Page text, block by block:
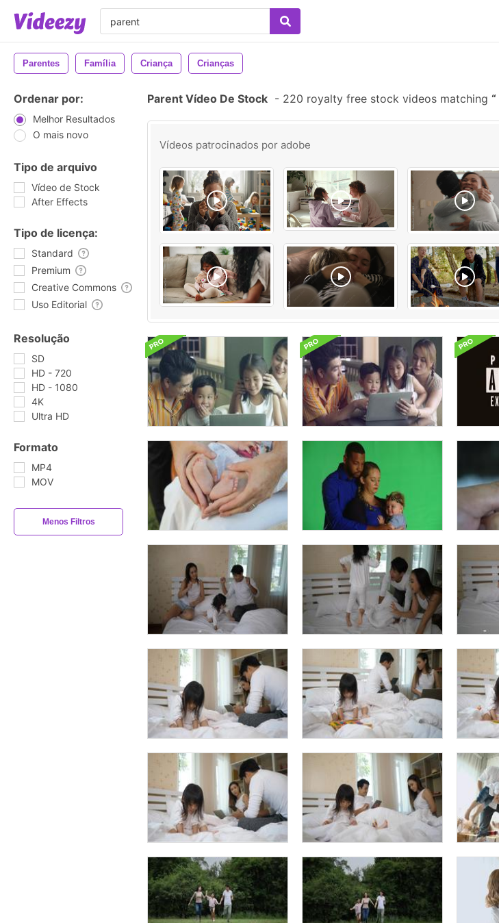
Parentes Família Criança Crianças
Ordenar por:
Melhor Resultados
O mais novo
Tipo de arquivo
Vídeo de Stock
After Effects
Tipo de licença:
Standard
Premium
Creative Commons
Uso Editorial
Resolução
SD
HD - 720
HD - 1080
4K
Ultra HD
Formato
MP4
MOV
Menos Filtros
Parent Vídeo De Stock - 220 royalty free stock videos matching
Vídeos patrocinados por adobe